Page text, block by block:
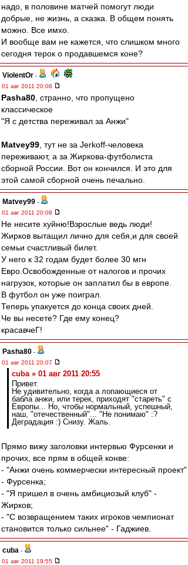
надо, в половине матчей помогут люди
добрые, не жизнь, а сказка. В общем понять
можно. Все имхо.
И вообще вам не кажется, что слишком много
сегодня терок о продавшемся коне?
ViolentOr -
01 авг 2011 20:08
Pasha80 , странно, что пропущено
классическое
"Я с детства переживал за Анжи"
Matvey99 , тут не за Jerkoff-человека
переживают, а за Жиркова-футболиста
сборной России. Вот он кончился. И это для
этой самой сборной очень печально.
Matvey99 -
01 авг 2011 20:08
Не несите хуйню!Взрослые ведь люди!
Жирков вытащил лично для себя,и для своей
семьи счастливый билет.
У него к 32 годам будет более 30 мгн
Евро.Освобожденные от налогов и прочих
нагрузок, которые он заплатил бы в европе.
В футбол он уже поиграл.
Теперь упакуется до конца своих дней.
Че вы несете? Где ему конец?
красавчеГ!
Pasha80 -
01 авг 2011 20:07
cuba » 01 авг 2011 20:55
Привет.
Не удивительно, когда а лопающиеся от
бабла анжи, или терек, приходят "стареть" с
Европы... Но, чтобы нормальный, успешный,
наш, "отечественный"... "Не понимаю" :?
Деградация :) Снизу. Жаль.
Прямо вижу заголовки интервью Фурсенки и
прочих, все прям в общей конве:
- "Анжи очень коммерчески интересный проект"
- Фурсенка;
- "Я пришел в очень амбициозый клуб" -
Жирков;
- "С возвращением таких игроков чемпионат
становится только сильнее" - Гаджиев.
cuba -
01 авг 2011 19:55